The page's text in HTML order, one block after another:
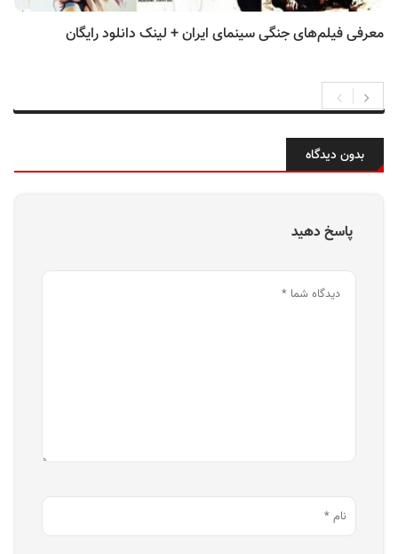
معرفی فیلم‌های جنگی سینمای ایران + لینک دانلود رایگان
بدون دیدگاه
پاسخ دهید